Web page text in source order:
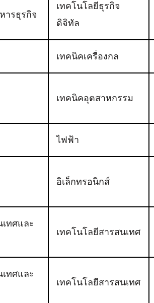
ารธุรกิจ
เทคโนโลยีธุรกิจ
ดิจิทัล
เทคนิคเครื่องกล
เทคนิคอุตสาหกรรม
ไฟฟ้า
อิเล็กทรอนิกส์
ทศและ
เทคโนโลยีสารสนเทศ
ทศและ
เทคโนโลยีสารสนเทศ